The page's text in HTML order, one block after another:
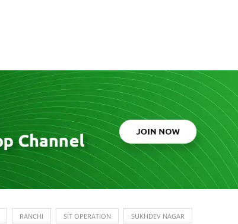
RANCHI SIT OPERATION SUKHDEV NAGAR